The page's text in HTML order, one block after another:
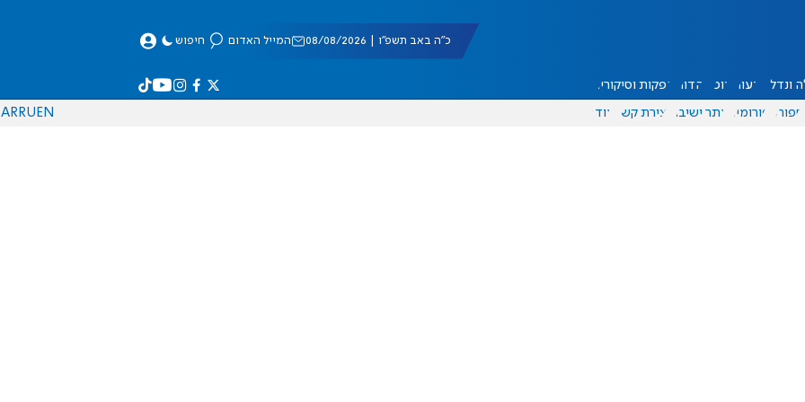
כ"ה באב תשפ"ו | 08/08/2026 המייל האדום חיפוש
ונדל"ן דעות אוכל יהדות הפקות וסיקורים
ספורט פורומים אתר ישיבה יצירת קשר עוד EN
RU
AR